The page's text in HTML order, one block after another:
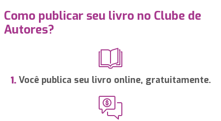
Como publicar seu livro no Clube de
Autores?
1.Você publica seu livro online, gratuitamente.